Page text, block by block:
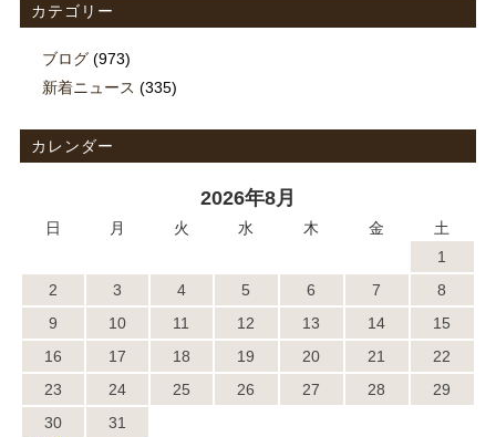
カテゴリー
ブログ(973)
新着ニュース (335)
カレンダー
2026年8月
日 月 火 水 木 金
土
1
2
3 4 5 6 7
8
9
10 11 12 13 14
15
16
17 18 19 20 21
22
23
24 25 26 27 28
29
30
31